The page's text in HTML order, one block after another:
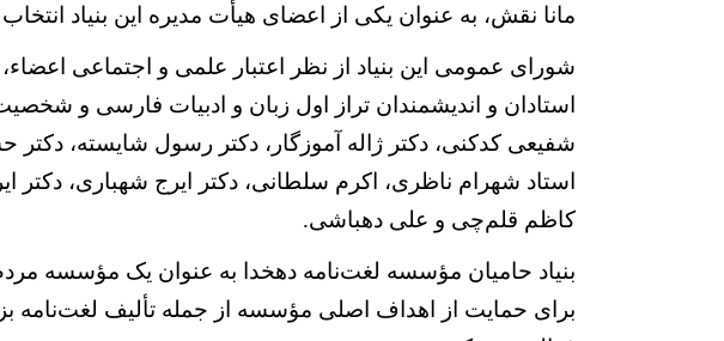
مانا نقش، به عنوان یکی از اعضای هیأت مدیره این بنیاد
استادان و اندیشمندان تراز اول زبان و ادبیات فارسی و
شفیعی کدکنی، دکتر ژاله آموزگار، دکتر رسول شایسته، دکتر
استاد شهرام ناظری، اکرم سلطانی، دکتر
ایرج شهباری، دکتر
کاظم قلم‌چی و علی دهباشی.
بنیاد حامیان مؤسسه لغت‌نامه دهخدا به عنوان یک مؤسسه
برای حمایت از اهداف اصلی مؤسسه از جمله تألیف